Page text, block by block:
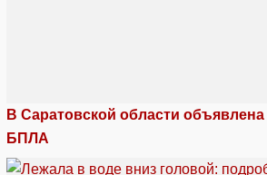
В Саратовской области объявлена
БПЛА